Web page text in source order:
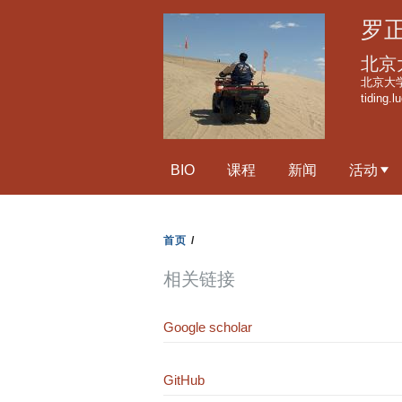
罗
北京
北京大
BIO 课程 新闻 活动
首页 /
相关链接
Google scholar
GitHub